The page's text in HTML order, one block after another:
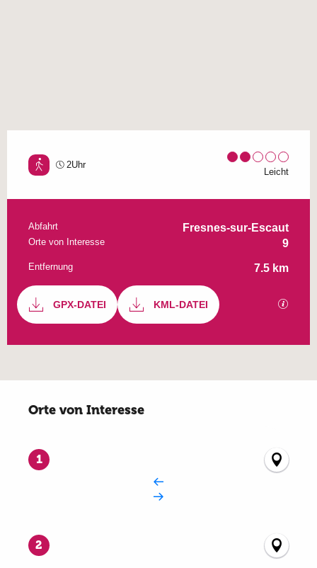
2Uhr
Leicht
Praktische Informationen
Abfahrt Fresnes-sur-Escaut
Orte von Interesse 9
Entfernung 7.5 km
Dokumentation
GPX-DATEI KML-DATEI Mit
Orte von Interesse
1
2